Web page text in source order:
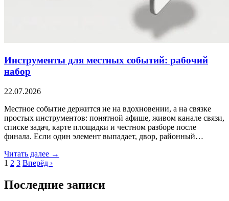
Инструменты для местных событий: рабочий
набор
22.07.2026
Местное событие держится не на вдохновении, а на связке
простых инструментов: понятной афише, живом канале связи,
списке задач, карте площадки и честном разборе после
финала. Если один элемент выпадает, двор, районный…
Читать далее →
1 2 3 Вперёд ›
Последние записи